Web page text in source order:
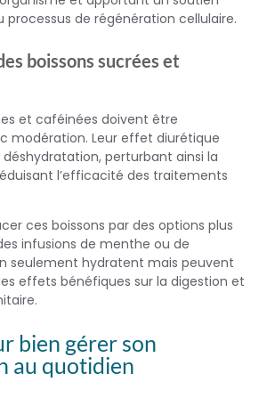
processus de régénération cellulaire.
boissons sucrées et
et caféinées doivent être
modération. Leur effet diurétique
perturbant ainsi la
l’efficacité des traitements
ces boissons par des options plus
infusions de menthe ou de
seulement hydratent mais peuvent
effets bénéfiques sur la digestion et
bien gérer son
au quotidien